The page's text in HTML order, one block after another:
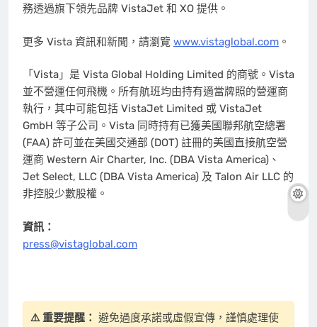
務透過旗下領先品牌 VistaJet 和 XO 提供。
更多 Vista 資訊和新聞，請瀏覽 www.vistaglobal.com 。
「Vista」是 Vista Global Holding Limited 的商號。Vista
並不營運任何飛機。所有航班均由持有適當牌照的營運商
執行，其中可能包括 VistaJet Limited 或 VistaJet
GmbH 等子公司。Vista 同時持有已獲美國聯邦航空總署
(FAA) 許可並在美國交通部 (DOT) 註冊的美國直接航空營
運商 Western Air Charter, Inc. (DBA Vista America)、
Jet Select, LLC (DBA Vista America) 及 Talon Air LLC 的
非控股少數股權。
資訊：
press@vistaglobal.com
⚠️ 重要提醒： 避免過度承諾或虛假宣傳，謹慎處理使